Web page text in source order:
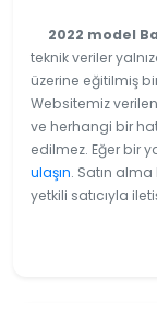
2022 model
teknik veriler
üzerine eğitilmiş
Websitemiz
ve herhangi bir
edilmez. Eğer bir
ulaşın. Satın
yetkili satıcıyla